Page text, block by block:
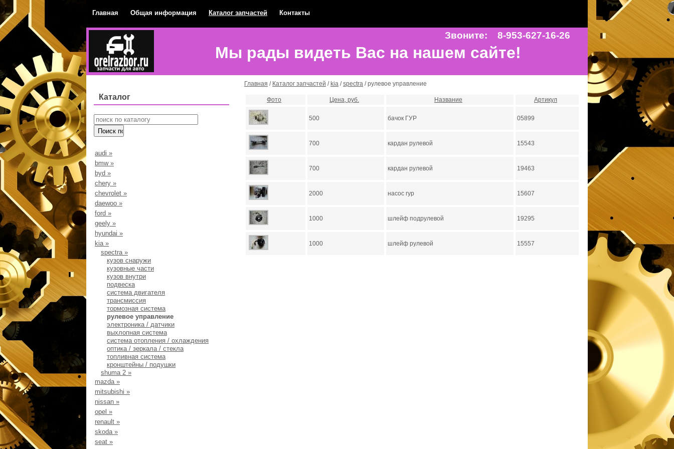
Главная Общая информация Каталог запчастей Контакты
Звоните: 8-953-627-16-26
Мы рады видеть Вас на нашем сайте!
Каталог
audi »
bmw»
byd »
chery »
chevrolet »
daewoo »
ford »
geely »
hyundai »
kia»
spectra»
кузов снаружи
кузовные части
кузов внутри
подвеска
система двигателя
трансмиссия
тормозная система
рулевое управление
электроника / датчики
выхлопная система
система отопления / охлаждения
оптика / зеркала / стекла
топливная система
кронштейны / подушки
shuma 2 »
mazda»
mitsubishi »
nissan »
opel »
renault »
skoda»
seat »
Главная / Каталог запчастей / kia /spectra / рулевое управление
Фото Цена, руб. Название Артикул
500 бачок ГУР 05899
700 кардан рулевой 15543
700 кардан рулевой 19463
2000 насос гур 15607
1000 шлейф подрулевой 19295
1000 шлейф рулевой 15557